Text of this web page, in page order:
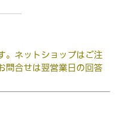
。ネットショップはご注
問合せは翌営業日の回答